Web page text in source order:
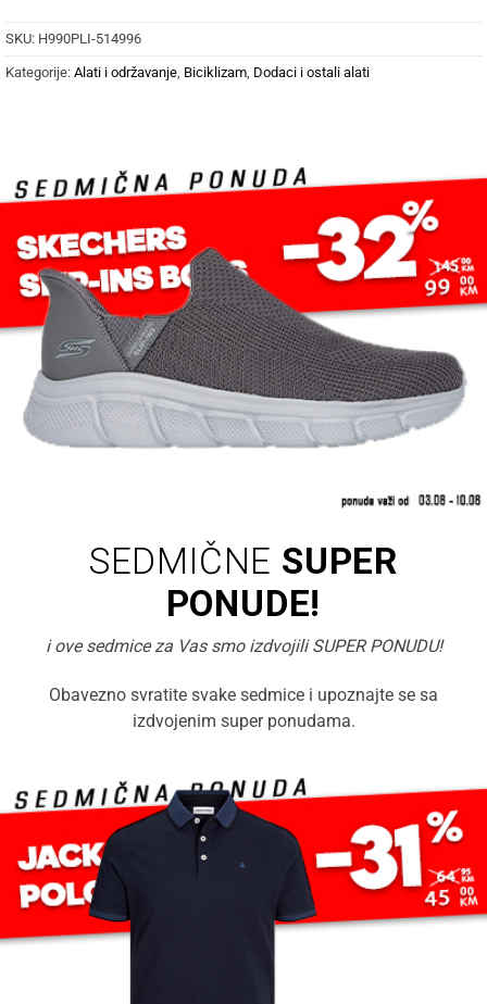
SKU: H990PLI-514996
Kategorije: Alati i održavanje, Biciklizam, Dodaci i ostali alati
SEDMIČNE SUPER
PONUDE!
i ove sedmice za Vas smo izdvojili SUPER PONUDU!
Obavezno svratite svake sedmice i upoznajte se sa
izdvojenim super ponudama.